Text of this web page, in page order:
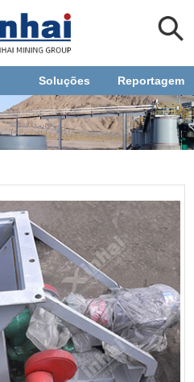
Soluções Reportagem